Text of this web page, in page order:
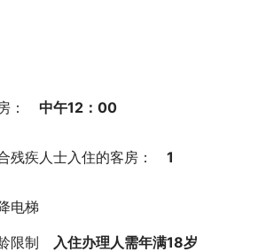
： 中午12：00
残疾人士入住的客房： 1
电梯
限制
入住办理人需年满18岁